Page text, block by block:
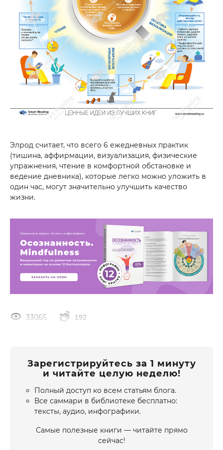
Элрод считает, что всего 6 ежедневных практик
(тишина, аффирмации, визуализация, физические
упражнения, чтение в комфортной обстановке и
ведение дневника), которые легко можно уложить в
один час, могут значительно улучшить качество
жизни.
33065 192
Зарегистрируйтесь за 1 минуту
и читайте целую неделю!
Полный доступ ко всем статьям блога.
Все саммари в библиотеке бесплатно:
тексты, аудио, инфографики.
Самые полезные книги — читайте прямо
сейчас!